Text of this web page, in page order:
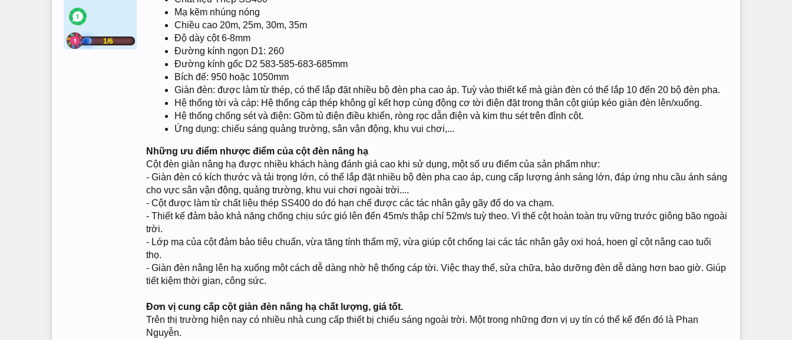
1/6
Mạ kẽm nhúng nóng
Chiều cao 20m, 25m, 30m, 35m
Độ dày cột 6-8mm
Đường kính ngọn D1: 260
Đường kính gốc D2 583-585-683-685mm
Bích đế: 950 hoặc 1050mm
Giàn đèn: được làm từ thép, có thể lắp đặt nhiều bộ đèn pha cao áp. Tuỳ vào thiết kế mà giàn đèn có thể lắp 10 đến 20 bộ đèn pha.
Hệ thống tời và cáp: Hệ thống cáp thép không gỉ kết hợp cùng động cơ tời điện đặt trong thân cột giúp kéo giàn đèn lên/xuống.
Hệ thống chống sét và điện: Gồm tủ điện điều khiển, ròng rọc dẫn điện và kim thu sét trên đỉnh cột.
Ứng dụng: chiếu sáng quảng trường, sân vận động, khu vui chơi,...
Những ưu điểm nhược điểm của cột đèn nâng hạ
Cột đèn giàn nâng hạ được nhiều khách hàng đánh giá cao khi sử dụng, một số ưu điểm của sản phẩm như:
- Giàn đèn có kích thước và tải trọng lớn, có thể lắp đặt nhiều bộ đèn pha cao áp, cung cấp lượng ánh sáng lớn, đáp ứng nhu cầu ánh sáng
cho vực sân vận động, quảng trường, khu vui chơi ngoài trời....
- Cột được làm từ chất liệu thép SS400 do đó hạn chế được các tác nhân gây gãy đổ do va chạm.
- Thiết kế đảm bảo khả năng chống chịu sức gió lên đến 45m/s thập chí 52m/s tuỳ theo. Vì thế cột hoàn toàn trụ vững trước giông bão ngoài
trời.
- Lớp mạ của cột đảm bảo tiêu chuẩn, vừa tăng tính thẩm mỹ, vừa giúp cột chống lại các tác nhân gây oxi hoá, hoen gỉ cột nâng cao tuổi
thọ.
- Giàn đèn nâng lên hạ xuống một cách dễ dàng nhờ hệ thống cáp tời. Việc thay thế, sửa chữa, bảo dưỡng đèn dễ dàng hơn bao giờ. Giúp
tiết kiệm thời gian, công sức.
Đơn vị cung cấp cột giàn đèn nâng hạ chất lượng, giá tốt.
Trên thị trường hiện nay có nhiều nhà cung cấp thiết bị chiếu sáng ngoài trời. Một trong những đơn vị uy tín có thể kể đến đó là Phan
Nguyễn.